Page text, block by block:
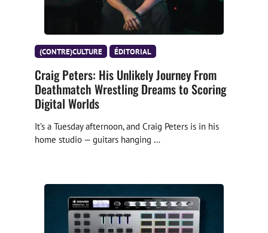
(CONTRE)CULTURE ÉDITORIAL
Craig Peters: His Unlikely Journey From
Deathmatch Wrestling Dreams to Scoring
Digital Worlds
It’s a Tuesday afternoon, and Craig Peters is in his
home studio — guitars hanging …